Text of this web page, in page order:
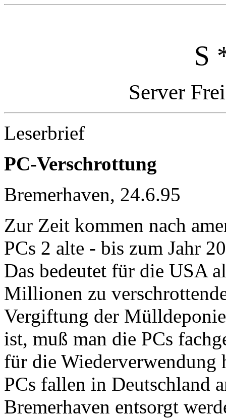
S
Server
Leserbrief
PC-Verschrottung
Bremerhaven, 24.6.95
Zur Zeit kommen nach
PCs 2 alte - bis zum Jahr
Das bedeutet für die USA
Millionen zu
Vergiftung der
ist, muß man die PCs
für die Wiederverwendung
PCs fallen in Deutschland
Bremerhaven entsorgt